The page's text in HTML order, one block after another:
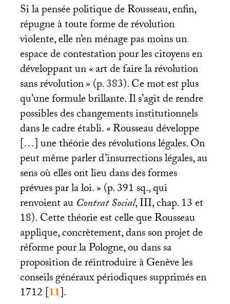
Si la pensée politique de Rousseau, enfin,
répugne à toute forme de révolution
violente, elle n’en ménage pas moins un
espace de contestation pour les citoyens en
développant un «art de faire la révolution
sans révolution» (p. 383). Ce mot est plus
qu’une formule brillante. Il s’agit de rendre
possibles des changements institutionnels
dans le cadre établi. «Rousseau développe
[…] une théorie des révolutions légales. On
peut même parler d’insurrections légales, au
sens où elles ont lieu dans des formes
prévues par la loi.» (p. 391 sq., qui
renvoient auContrat Social,III, chap. 13 et
18).Cette théorie est celle que Rousseau
applique, concrètement, dans son projet de
réforme pour la Pologne, ou dans sa
proposition de réintroduire à Genève les
conseils généraux périodiques supprimés en
1712[11].